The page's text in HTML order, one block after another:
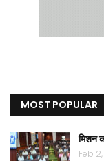
MOST POPULAR
मिशन
Feb